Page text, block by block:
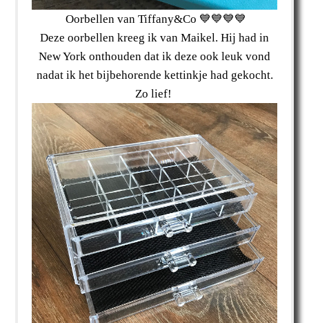
Oorbellen van Tiffany&Co 💙💙💙💙
Deze oorbellen kreeg ik van Maikel. Hij had in
New York onthouden dat ik deze ook leuk vond
nadat ik het bijbehorende kettinkje had gekocht.
Zo lief!